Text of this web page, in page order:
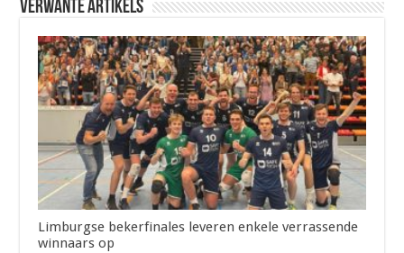
Verwante artikels
Limburgse bekerfinales leveren enkele verrassende
winnaars op